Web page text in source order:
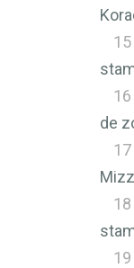
15
16
de
17
18
19